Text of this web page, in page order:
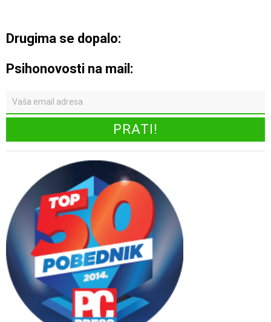
Drugima se dopalo:
Psihonovosti na mail: